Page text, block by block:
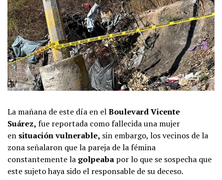
La mañana de este día en elBoulevard Vicente
Suárez, fue reportada como fallecida una mujer
en situación vulnerable, sin embargo, los vecinos de la
zona señalaron que la pareja de la fémina
constantemente la golpeaba por lo que se sospecha que
este sujeto haya sido el responsable de su deceso.